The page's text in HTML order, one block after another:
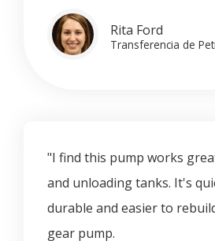
Rita Ford
Transferencia de
"I find this pump works
and unloading tanks. It's
durable and easier to
gear pump.